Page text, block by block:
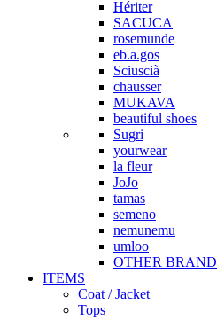
Hériter
SACUCA
rosemunde
eb.a.gos
Sciuscià
chausser
MUKAVA
beautiful shoes
Sugri
yourwear
la fleur
JoJo
tamas
semeno
nemunemu
umloo
OTHER BRAND
ITEMS
Coat / Jacket
Tops